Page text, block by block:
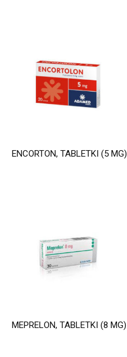
ENCORTON, TABLETKI (5 MG)
MEPRELON, TABLETKI (8 MG)